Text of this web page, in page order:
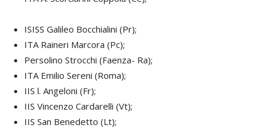
ISISS Galileo Bocchialini (Pr);
ITA Raineri Marcora (Pc);
Persolino Strocchi (Faenza- Ra);
ITA Emilio Sereni (Roma);
IIS l. Angeloni (Fr);
IIS Vincenzo Cardarelli (Vt);
IIS San Benedetto (Lt);